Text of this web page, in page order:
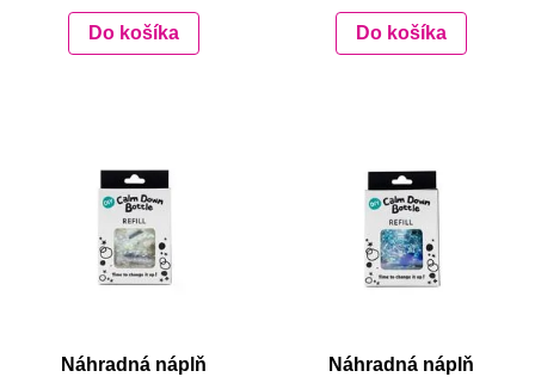
Do košíka Do košíka
Náhradná náplň
Náhradná náplň